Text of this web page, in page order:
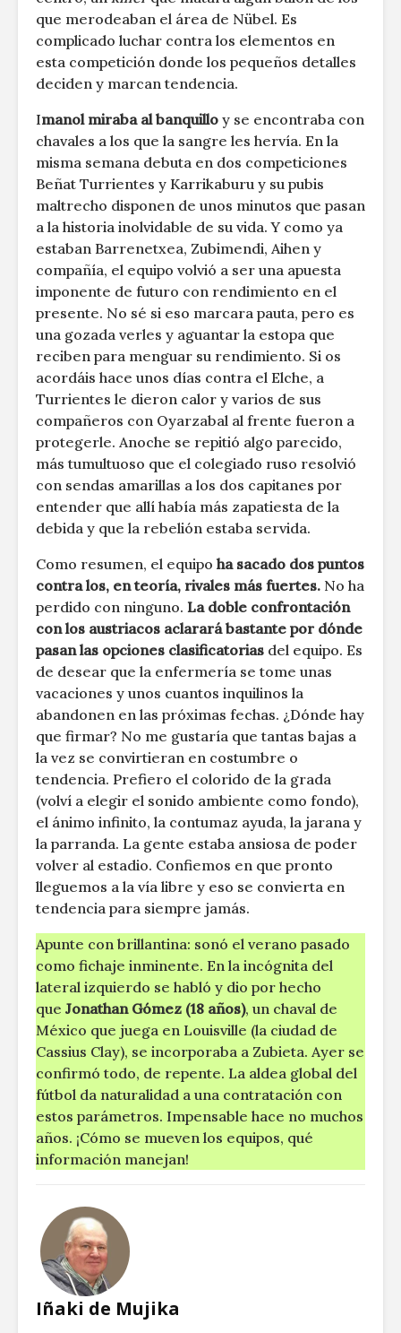
que merodeaban el área de Nübel. Es
complicado luchar contra los elementos en
esta competición donde los pequeños detalles
deciden y marcan tendencia.
Imanol miraba al banquillo y se encontraba con
chavales a los que la sangre les hervía. En la
misma semana debuta en dos competiciones
Beñat Turrientes y Karrikaburu y su pubis
maltrecho disponen de unos minutos que pasan
a la historia inolvidable de su vida. Y como ya
estaban Barrenetxea, Zubimendi, Aihen y
compañía, el equipo volvió a ser una apuesta
imponente de futuro con rendimiento en el
presente. No sé si eso marcara pauta, pero es
una gozada verles y aguantar la estopa que
reciben para menguar su rendimiento. Si os
acordáis hace unos días contra el Elche, a
Turrientes le dieron calor y varios de sus
compañeros con Oyarzabal al frente fueron a
protegerle. Anoche se repitió algo parecido,
más tumultuoso que el colegiado ruso resolvió
con sendas amarillas a los dos capitanes por
entender que allí había más zapatiesta de la
debida y que la rebelión estaba servida.
Como resumen, el equipo ha sacado dos puntos
contra los, en teoría, rivales más fuertes. No ha
perdido con ninguno. La doble confrontación
con los austriacos aclarará bastante por dónde
pasan las opciones clasificatorias del equipo. Es
de desear que la enfermería se tome unas
vacaciones y unos cuantos inquilinos la
abandonen en las próximas fechas. ¿Dónde hay
que firmar? No me gustaría que tantas bajas a
la vez se convirtieran en costumbre o
tendencia. Prefiero el colorido de la grada
(volví a elegir el sonido ambiente como fondo),
el ánimo infinito, la contumaz ayuda, la jarana y
la parranda. La gente estaba ansiosa de poder
volver al estadio. Confiemos en que pronto
lleguemos a la vía libre y eso se convierta en
tendencia para siempre jamás.
Apunte con brillantina: sonó el verano pasado
como fichaje inminente. En la incógnita del
lateral izquierdo se habló y dio por hecho
que Jonathan Gómez (18 años), un chaval de
México que juega en Louisville (la ciudad de
Cassius Clay), se incorporaba a Zubieta. Ayer se
confirmó todo, de repente. La aldea global del
fútbol da naturalidad a una contratación con
estos parámetros. Impensable hace no muchos
años. ¡Cómo se mueven los equipos, qué
información manejan!
Iñaki de Mujika